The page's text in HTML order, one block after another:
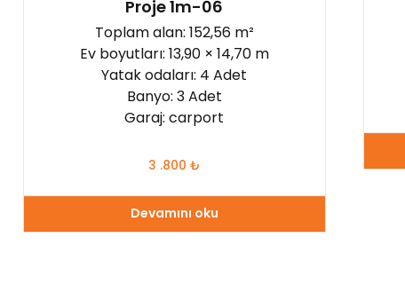
Proje 1m-06
Toplam alan: 152,56 m²
Ev boyutları: 13,90 × 14,70 m
Yatak odaları: 4 Adet
Banyo: 3 Adet
Garaj: carport
3 .800 ₺
Devamını oku